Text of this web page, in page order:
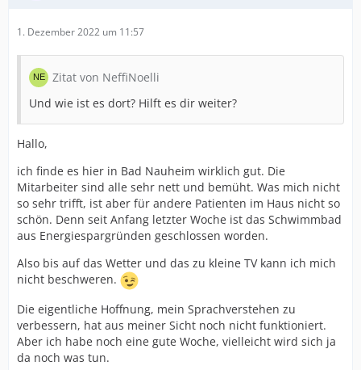
1. Dezember 2022 um 11:57
Zitat von NeffiNoelli
Und wie ist es dort? Hilft es dir weiter?
Hallo,
ich finde es hier in Bad Nauheim wirklich gut. Die
Mitarbeiter sind alle sehr nett und bemüht. Was mich nicht
so sehr trifft, ist aber für andere Patienten im Haus nicht so
schön. Denn seit Anfang letzter Woche ist das Schwimmbad
aus Energiespargründen geschlossen worden.
Also bis auf das Wetter und das zu kleine TV kann ich mich
nicht beschweren.
Die eigentliche Hoffnung, mein Sprachverstehen zu
verbessern, hat aus meiner Sicht noch nicht funktioniert.
Aber ich habe noch eine gute Woche, vielleicht wird sich ja
da noch was tun.